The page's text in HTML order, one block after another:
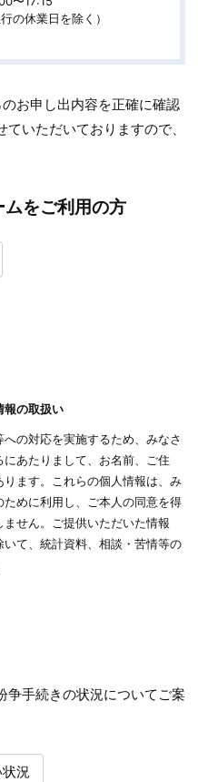
の休業日を除く）
お申し出内容を正確に確認
いただいておりますので、
をご利用の方
報の取扱い
の対応を実施するため、みなさ
あたりまして、お名前、ご住
ます。これらの個人情報は、み
めに利用し、ご本人の同意を得
せん。ご提供いただいた情報
て、統計資料、相談・苦情等の
争手続きの状況についてご案
況